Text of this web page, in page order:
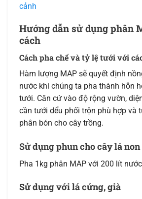
cảnh
Hướng dẫn sử dụng phân
cách
Cách pha chế và tỷ lệ tưới với
Hàm lượng MAP sẽ quyết định
nước khi chúng ta pha thành hỗn
tưới. Căn cứ vào độ rộng vườn,
cần tưới dểu phối trộn phù hợp và
phân bón cho cây trồng.
Sử dụng phun cho cây lá non
Pha 1kg phân MAP với 200 lít
Sử dụng với lá cứng, già